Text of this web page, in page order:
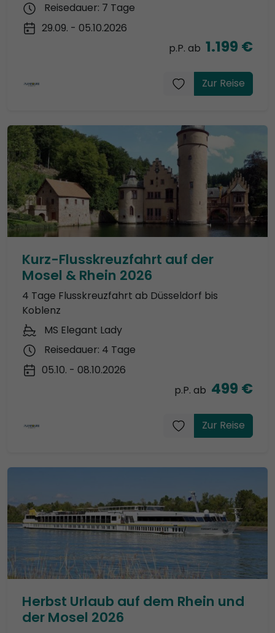
Reisedauer: 7 Tage
29.09. - 05.10.2026
p.P. ab 1.199 €
Zur Reise
Kurz-Flusskreuzfahrt auf der
Mosel & Rhein 2026
4 Tage Flusskreuzfahrt ab Düsseldorf bis
Koblenz
MS Elegant Lady
Reisedauer: 4 Tage
05.10. - 08.10.2026
p.P. ab 499 €
Zur Reise
Herbst Urlaub auf dem Rhein und
der Mosel 2026